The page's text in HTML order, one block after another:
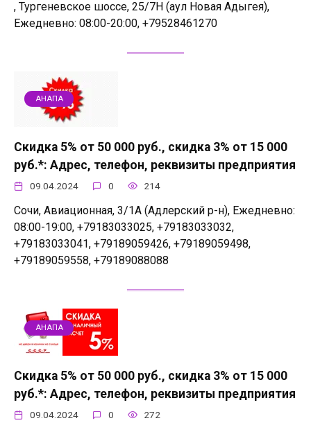
, Тургеневское шоссе, 25/7Н (аул Новая Адыгея),
Ежедневно: 08:00-20:00, +79528461270
АНАПА
Скидка 5% от 50 000 руб., скидка 3% от 15 000
руб.*: Адрес, телефон, реквизиты предприятия
09.04.2024 0 214
Сочи, Авиационная, 3/1А (Адлерский р-н), Ежедневно:
08:00-19:00, +79183033025, +79183033032,
+79183033041, +79189059426, +79189059498,
+79189059558, +79189088088
АНАПА
Скидка 5% от 50 000 руб., скидка 3% от 15 000
руб.*: Адрес, телефон, реквизиты предприятия
09.04.2024 0 272